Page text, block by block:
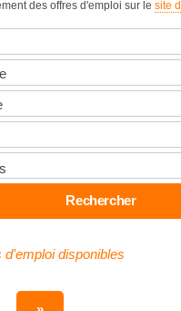
des offres d'emploi sur le site
d'emploi disponibles